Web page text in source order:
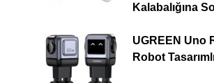
Kalabalığına
UGREEN Uno
Robot